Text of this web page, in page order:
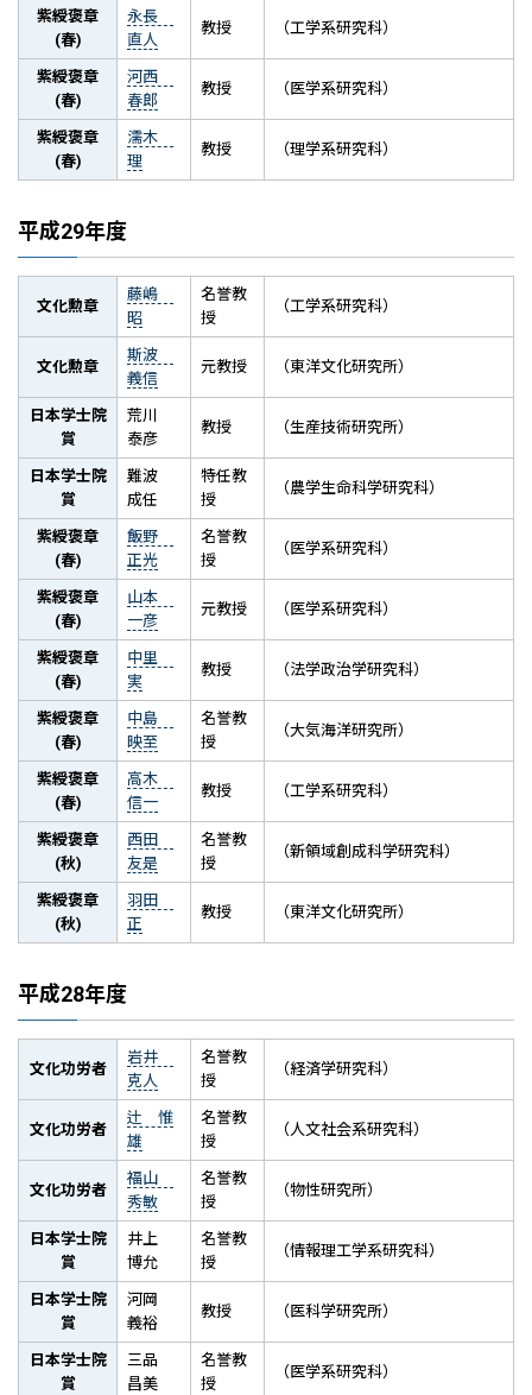
紫綬褒章
(春)
永長
直人
教授 （工学系研究科）
紫綬褒章
(春)
河西
春郎
教授 （医学系研究科）
紫綬褒章
(春)
濡木
理
教授 （理学系研究科）
平成29年度
文化勲章
藤嶋
昭
名誉教
授
（工学系研究科）
文化勲章
斯波
義信
元教授 （東洋文化研究所）
日本学士院
賞
荒川
泰彦
教授 （生産技術研究所）
日本学士院
賞
難波
成任
特任教
授
（農学生命科学研究科）
紫綬褒章
(春)
飯野
正光
名誉教
授
（医学系研究科）
紫綬褒章
(春)
山本
一彦
元教授 （医学系研究科）
紫綬褒章
(春)
中里
実
教授 （法学政治学研究科）
紫綬褒章
(春)
中島
映至
名誉教
授
（大気海洋研究所）
紫綬褒章
(春)
高木
信一
教授 （工学系研究科）
紫綬褒章
(秋)
西田
友是
名誉教
授
（新領域創成科学研究科）
紫綬褒章
(秋)
羽田
正
教授 （東洋文化研究所）
平成28年度
文化功労者
岩井
克人
名誉教
授
（経済学研究科）
文化功労者
辻 惟
雄
名誉教
授
（人文社会系研究科）
文化功労者
福山
秀敏
名誉教
授
（物性研究所）
日本学士院
賞
井上
博允
名誉教
授
（情報理工学系研究科）
日本学士院
賞
河岡
義裕
教授 （医科学研究所）
日本学士院
賞
三品
昌美
名誉教
授
（医学系研究科）